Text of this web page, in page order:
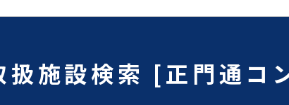
扱施設検索 [正門通コ